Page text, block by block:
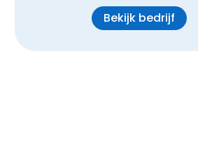
Bekijk bedrijf